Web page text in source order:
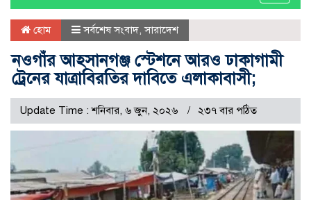
হোম সর্বশেষ সংবাদ,সারাদেশ
নওগাঁর আহসানগঞ্জ স্টেশনে আরও ঢাকাগামী
ট্রেনের যাত্রাবিরতির দাবিতে এলাকাবাসী;
Update Time : শনিবার, ৬ জুন, ২০২৬ ২৩৭ বার পঠিত